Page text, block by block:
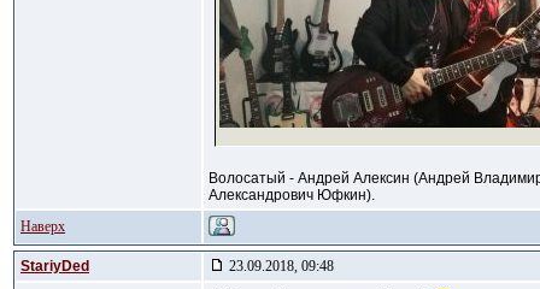
Волосатый - Андрей Алексин (Андрей
Александрович Юфкин).
Наверх
StariyDed 23.09.2018, 09:48